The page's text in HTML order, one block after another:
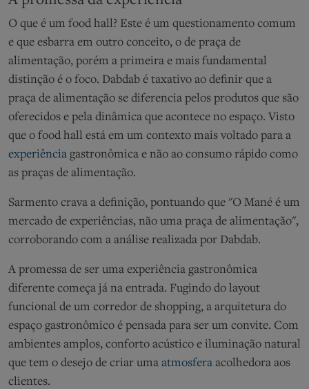
O que é um food hall? Este é um questionamento comum
e que esbarra em outro conceito, o de praça de
alimentação, porém a primeira e mais fundamental
distinção é o foco. Dabdab é taxativo ao definir que a
praça de alimentação se diferencia pelos produtos que são
oferecidos e pela dinâmica que acontece no espaço. Visto
que o food hall está em um contexto mais voltado para a
experiência gastronômica e não ao consumo rápido como
as praças de alimentação.
Sarmento crava a definição, pontuando que "O Mané é um
mercado de experiências, não uma praça de alimentação",
corroborando com a análise realizada por Dabdab.
A promessa de ser uma experiência gastronômica
diferente começa já na entrada. Fugindo do layout
funcional de um corredor de shopping, a arquitetura do
espaço gastronômico é pensada para ser um convite. Com
ambientes amplos, conforto acústico e iluminação natural
que tem o desejo de criar uma atmosfera acolhedora aos
clientes.